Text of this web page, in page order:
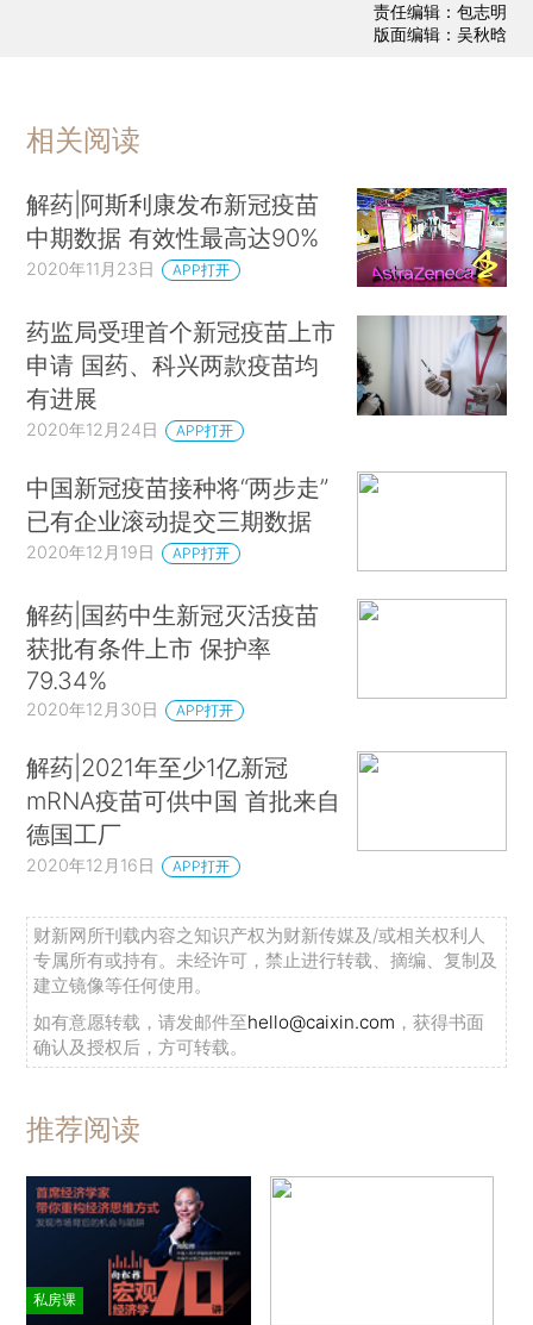
责任编辑：包志明
版面编辑：吴秋晗
相关阅读
解药|阿斯利康发布新冠疫苗
中期数据 有效性最高达90%
2020年11月23日 APP打开
药监局受理首个新冠疫苗上市
申请 国药、科兴两款疫苗均
有进展
2020年12月24日 APP打开
中国新冠疫苗接种将“两步走”
已有企业滚动提交三期数据
2020年12月19日 APP打开
解药|国药中生新冠灭活疫苗
获批有条件上市 保护率
79.34%
2020年12月30日 APP打开
解药|2021年至少1亿新冠
mRNA疫苗可供中国 首批来自
德国工厂
2020年12月16日 APP打开
财新网所刊载内容之知识产权为财新传媒及/或相关权利人
专属所有或持有。未经许可，禁止进行转载、摘编、复制及
建立镜像等任何使用。
如有意愿转载，请发邮件至hello@caixin.com ，获得书面
确认及授权后，方可转载。
推荐阅读
私房课